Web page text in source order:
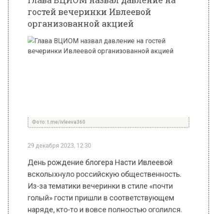
День рождение блогера Насти Ивлеевой
Из-за тематики вечеринки в стиле «почти
голый» гости пришли в соответствующем
наряде, кто-то и вовсе полностью оголился.